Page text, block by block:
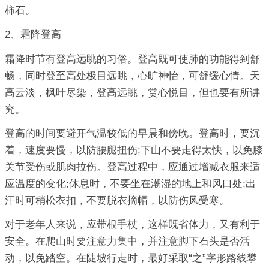
柿石。
2、霜降登高
霜降时节有登高远眺的习俗。登高既可使肺的功能得到舒
畅，同时登至高处极目远眺，心旷神怡，可舒缓心情。天
高云淡，枫叶尽染，登高远眺，赏心悦目，但也要有所讲
究。
登高的时间要避开气温较低的早晨和傍晚。登高时，要沉
着，速度要慢，以防腰腿扭伤;下山不要走得太快，以免膝
关节受伤或肌肉拉伤。登高过程中，应通过增减衣服来适
应温度的变化;休息时，不要坐在潮湿的地上和风口处;出
汗时可稍松衣扣，不要脱衣摘帽，以防伤风受寒。
对于老年人来说，应带根手杖，这样既省体力，又有利于
安全。在爬山时要注意力集中，并注意脚下石头是否活
动，以免踏空。在陡坡行走时，最好采取“之”字形路线攀